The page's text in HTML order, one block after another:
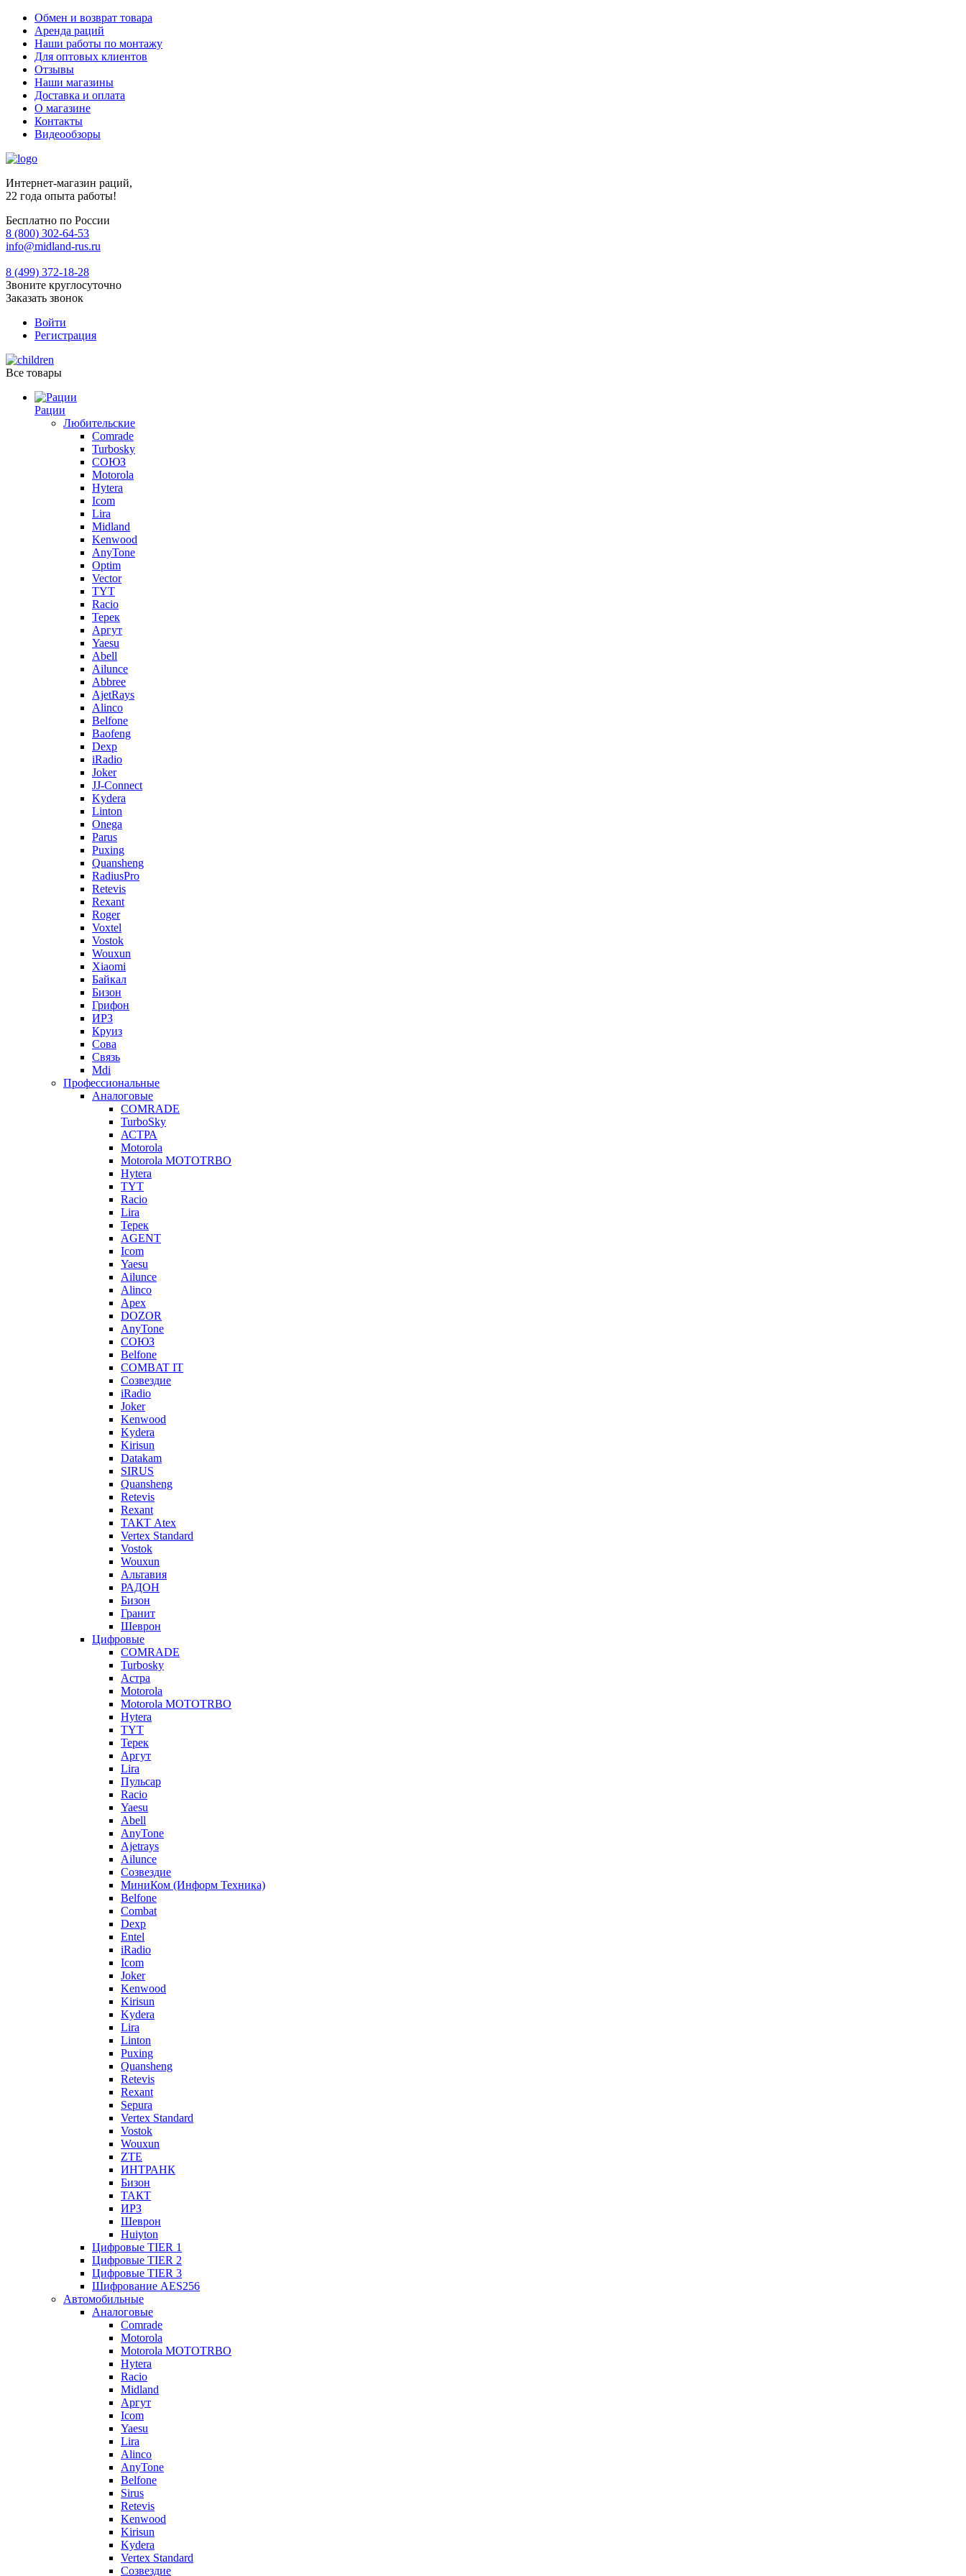
Обмен и возврат товара
Аренда раций
Наши работы по монтажу
Для оптовых клиентов
Отзывы
Наши магазины
Доставка и оплата
О магазине
Контакты
Видеообзоры
Интернет-магазин раций,
22 года опыта работы!
Бесплатно по России
8 (800) 302-64-53
info@midland-rus.ru
8 (499) 372-18-28
Звоните круглосуточно
Заказать звонок
Войти
Регистрация
Все товары
Рации
Любительские
Comrade
Turbosky
СОЮЗ
Motorola
Hytera
Icom
Lira
Midland
Kenwood
AnyTone
Optim
Vector
TYT
Racio
Терек
Аргут
Yaesu
Abell
Ailunce
Abbree
AjetRays
Alinco
Belfone
Baofeng
Dexp
iRadio
Joker
JJ-Connect
Kydera
Linton
Onega
Parus
Puxing
Quansheng
RadiusPro
Retevis
Rexant
Roger
Voxtel
Vostok
Wouxun
Xiaomi
Байкал
Бизон
Грифон
ИРЗ
Круиз
Сова
Связь
Mdi
Профессиональные
Аналоговые
COMRADE
TurboSky
АСТРА
Motorola
Motorola MOTOTRBO
Hytera
TYT
Racio
Lira
Терек
AGENT
Icom
Yaesu
Ailunce
Alinco
Apex
DOZOR
AnyTone
СОЮЗ
Belfone
COMBAT IT
Созвездие
iRadio
Joker
Kenwood
Kydera
Kirisun
Datakam
SIRUS
Quansheng
Retevis
Rexant
ТАКТ Atex
Vertex Standard
Vostok
Wouxun
Альтавия
РАДОН
Бизон
Гранит
Шеврон
Цифровые
COMRADE
Turbosky
Астра
Motorola
Motorola MOTOTRBO
Hytera
TYT
Терек
Аргут
Lira
Пульсар
Racio
Yaesu
Abell
AnyTone
Ajetrays
Ailunce
Созвездие
МиниКом (Информ Техника)
Belfone
Combat
Dexp
Entel
iRadio
Icom
Joker
Kenwood
Kirisun
Kydera
Lira
Linton
Puxing
Quansheng
Retevis
Rexant
Sepura
Vertex Standard
Vostok
Wouxun
ZTE
ИНТРАНК
Бизон
ТАКТ
ИРЗ
Шеврон
Huiyton
Цифровые TIER 1
Цифровые TIER 2
Цифровые TIER 3
Шифрование AES256
Автомобильные
Аналоговые
Comrade
Motorola
Motorola MOTOTRBO
Hytera
Racio
Midland
Аргут
Icom
Yaesu
Lira
Alinco
AnyTone
Belfone
Sirus
Retevis
Kenwood
Kirisun
Kydera
Vertex Standard
Созвездие